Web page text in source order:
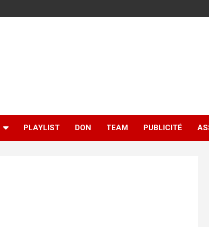
PLAYLIST DON TEAM PUBLICITÉ